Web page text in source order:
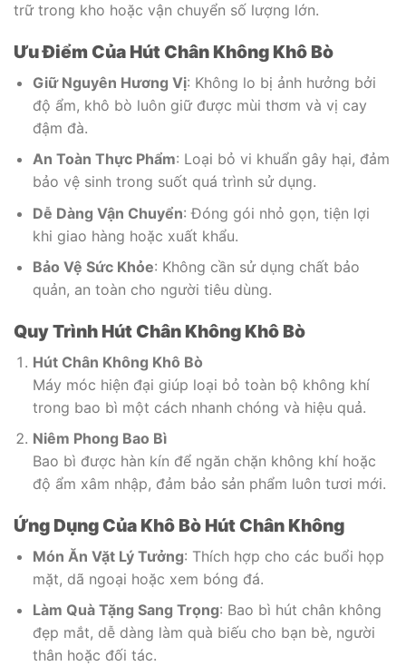
trữ trong kho hoặc vận chuyển số lượng lớn.
Ưu Điểm Của Hút Chân Không Khô Bò
Giữ Nguyên Hương Vị: Không lo bị ảnh hưởng bởi
độ ẩm, khô bò luôn giữ được mùi thơm và vị cay
đậm đà.
An Toàn Thực Phẩm: Loại bỏ vi khuẩn gây hại, đảm
bảo vệ sinh trong suốt quá trình sử dụng.
Dễ Dàng Vận Chuyển: Đóng gói nhỏ gọn, tiện lợi
khi giao hàng hoặc xuất khẩu.
Bảo Vệ Sức Khỏe: Không cần sử dụng chất bảo
quản, an toàn cho người tiêu dùng.
Quy Trình Hút Chân Không Khô Bò
Hút Chân Không Khô Bò
Máy móc hiện đại giúp loại bỏ toàn bộ không khí
trong bao bì một cách nhanh chóng và hiệu quả.
Niêm Phong Bao Bì
Bao bì được hàn kín để ngăn chặn không khí hoặc
độ ẩm xâm nhập, đảm bảo sản phẩm luôn tươi mới.
Ứng Dụng Của Khô Bò Hút Chân Không
Món Ăn Vặt Lý Tưởng: Thích hợp cho các buổi họp
mặt, dã ngoại hoặc xem bóng đá.
Làm Quà Tặng Sang Trọng: Bao bì hút chân không
đẹp mắt, dễ dàng làm quà biếu cho bạn bè, người
thân hoặc đối tác.